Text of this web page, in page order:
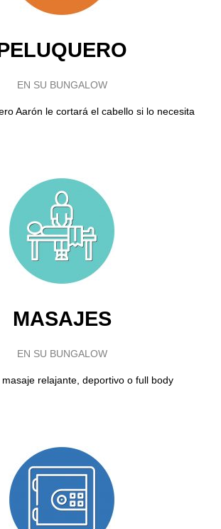
EN SU BUNGALOW
Aarón le cortará el cabello si lo necesita
MASAJES
EN SU BUNGALOW
relajante, deportivo o full body